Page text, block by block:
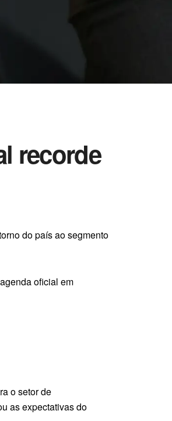
recorde
do país ao segmento
oficial em
o setor de
as expectativas do